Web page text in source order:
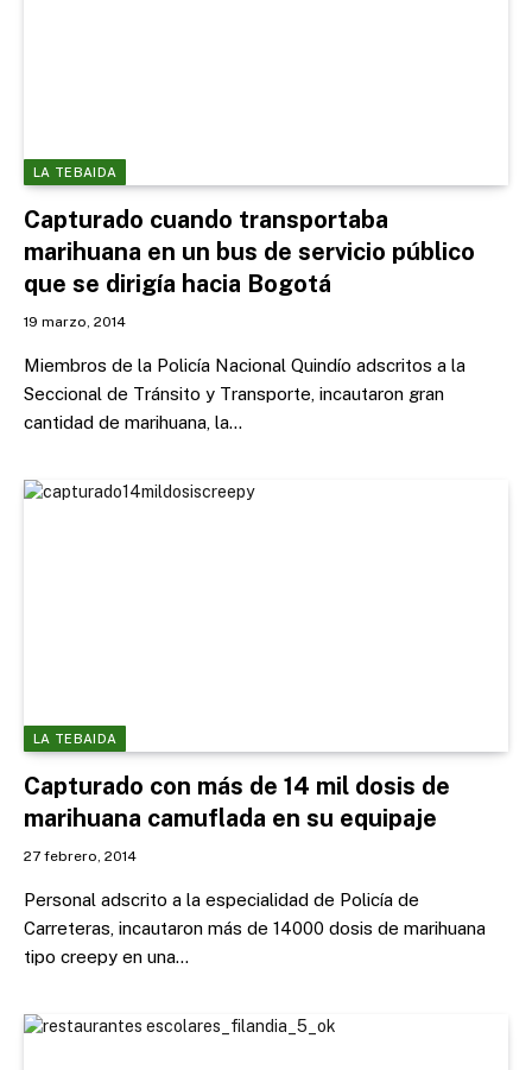
LA TEBAIDA
Capturado cuando transportaba
marihuana en un bus de servicio público
que se dirigía hacia Bogotá
19 marzo, 2014
Miembros de la Policía Nacional Quindío adscritos a la
Seccional de Tránsito y Transporte, incautaron gran
cantidad de marihuana, la…
LA TEBAIDA
Capturado con más de 14 mil dosis de
marihuana camuflada en su equipaje
27 febrero, 2014
Personal adscrito a la especialidad de Policía de
Carreteras, incautaron más de 14000 dosis de marihuana
tipo creepy en una…